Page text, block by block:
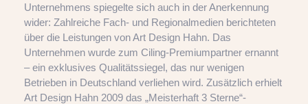
Unternehmens spiegelte sich auch in der Anerkennung
wider: Zahlreiche Fach- und Regionalmedien berichteten
über die Leistungen von Art Design Hahn. Das
Unternehmen wurde zum Ciling-Premiumpartner ernannt
– ein exklusives Qualitätssiegel, das nur wenigen
Betrieben in Deutschland verliehen wird. Zusätzlich erhielt
Art Design Hahn 2009 das „Meisterhaft 3 Sterne“-